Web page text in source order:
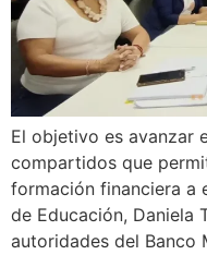
El objetivo es avanzar
compartidos que
formación financiera a
de Educación, Daniela
autoridades del Banco